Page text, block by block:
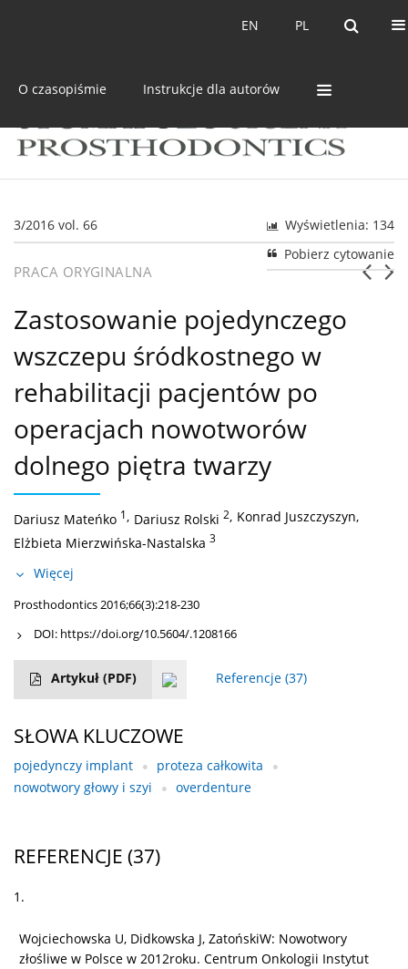
PL
EN PL
EN
O czasopiśmie Instrukcje dla autorów
3/2016 vol. 66
Wyświetlenia: 134
Pobierz cytowanie
PRACA ORYGINALNA
Zastosowanie pojedynczego
wszczepu śródkostnego w
rehabilitacji pacjentów po
operacjach nowotworów
dolnego piętra twarzy
Dariusz Mateńko 1, Dariusz Rolski 2, Konrad Juszczyszyn,
Elżbieta Mierzwińska-Nastalska 3
Więcej
Prosthodontics 2016;66(3):218-230
DOI: https://doi.org/10.5604/.1208166
Artykuł (PDF) Referencje (37)
SŁOWA KLUCZOWE
pojedynczy implant
proteza całkowita
nowotwory głowy i szyi
overdenture
REFERENCJE (37)
1.
Wojciechowska U, Didkowska J, ZatońskiW: Nowotwory
złośliwe w Polsce w 2012roku. Centrum Onkologii Instytut